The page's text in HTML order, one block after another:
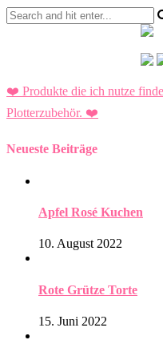
❤️ Produkte die ich nutze
Plotterzubehör. ❤️
Neueste Beiträge
Apfel Rosé Kuchen
10. August 2022
Rote Grütze Torte
15. Juni 2022